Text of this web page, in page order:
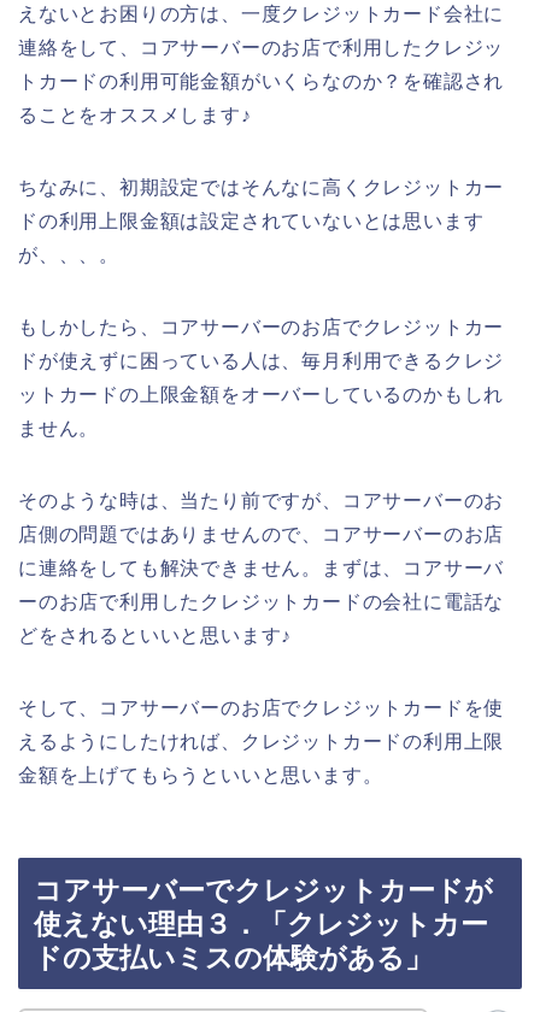
えないとお困りの方は、一度クレジットカード会社に
連絡をして、コアサーバーのお店で利用したクレジッ
トカードの利用可能金額がいくらなのか？を確認され
ることをオススメします♪
ちなみに、初期設定ではそんなに高くクレジットカー
ドの利用上限金額は設定されていないとは思います
が、、、。
もしかしたら、コアサーバーのお店でクレジットカー
ドが使えずに困っている人は、毎月利用できるクレジ
ットカードの上限金額をオーバーしているのかもしれ
ません。
そのような時は、当たり前ですが、コアサーバーのお
店側の問題ではありませんので、コアサーバーのお店
に連絡をしても解決できません。まずは、コアサーバ
ーのお店で利用したクレジットカードの会社に電話な
どをされるといいと思います♪
そして、コアサーバーのお店でクレジットカードを使
えるようにしたければ、クレジットカードの利用上限
金額を上げてもらうといいと思います。
コアサーバーでクレジットカードが
使えない理由３．「クレジットカー
ドの支払いミスの体験がある」